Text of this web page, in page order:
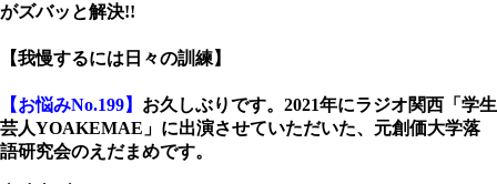
がズバッと解決!!
【我慢するには日々の訓練】
【お悩みNo.199】 お久しぶりです。2021年にラジオ関西「学生
芸人YOAKEMAE」に出演させていただいた、元創価大学落
語研究会のえだまめです。